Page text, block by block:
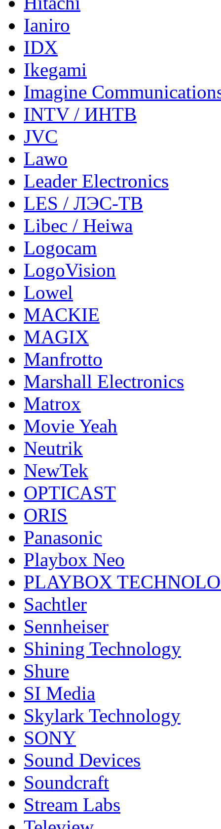
Ianiro
IDX
Ikegami
Imagine
INTV / ИНТВ
JVC
Lawo
Leader Electronics
LES / ЛЭС-ТВ
Libec / Heiwa
Logocam
LogoVision
Lowel
MACKIE
MAGIX
Manfrotto
Marshall Electronics
Matrox
Movie Yeah
Neutrik
NewTek
OPTICAST
ORIS
Panasonic
Playbox Neo
PLAYBOX
Sachtler
Sennheiser
Shining Technology
Shure
SI Media
Skylark Technology
SONY
Sound Devices
Soundcraft
Stream Labs